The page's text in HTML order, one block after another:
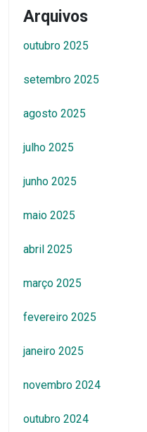
Arquivos
outubro 2025
setembro 2025
agosto 2025
julho 2025
junho 2025
maio 2025
abril 2025
março 2025
fevereiro 2025
janeiro 2025
novembro 2024
outubro 2024